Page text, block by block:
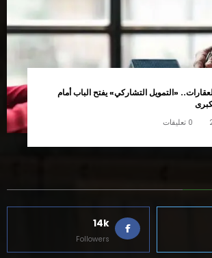
«التمويل التشاركي» يفتح الباب أمام
0 تعليقات
14k
Followers